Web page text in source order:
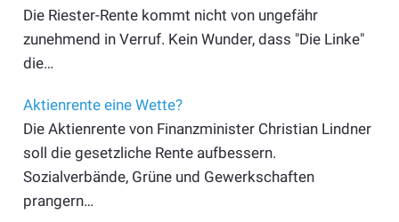
Die Riester-Rente kommt nicht von ungefähr
zunehmend in Verruf. Kein Wunder, dass "Die Linke"
die…
Aktienrente eine Wette?
Die Aktienrente von Finanzminister Christian Lindner
soll die gesetzliche Rente aufbessern.
Sozialverbände, Grüne und Gewerkschaften
prangern…